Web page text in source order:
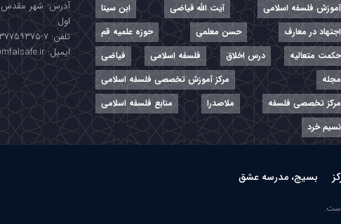
آموزش فلسفه اسلامی آیت الله فیاضی
ابن سینا
اجتهاد در معارف
حسن معلمی
حوزه علمیه قم
حکمت متعالیه
درس اخلاق فلسفه اسلامی
فیاضی
مجله
مرکز آموزش تخصصی فلسفه اسلامی
مرکز تخصصی فلسفه
ملاصدرا
منابع فلسفه اسلامی
نسیم خرد
اول
تلفن: ۷-۳۷۷۵۹۳۷۵-۰۲۵
ایمیل: info@mfalsafe.ir
بسیج، مدرسه عشق